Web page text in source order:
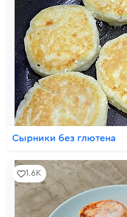
Сырники без глютена
1.6K